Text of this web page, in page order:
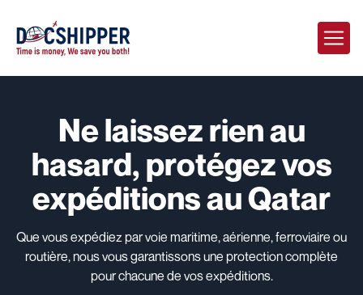
Ne laissez rien au
hasard, protégez vos
expéditions au Qatar
Que vous expédiez par voie maritime, aérienne, ferroviaire ou
routière, nous vous garantissons une protection complète
pour chacune de vos expéditions.